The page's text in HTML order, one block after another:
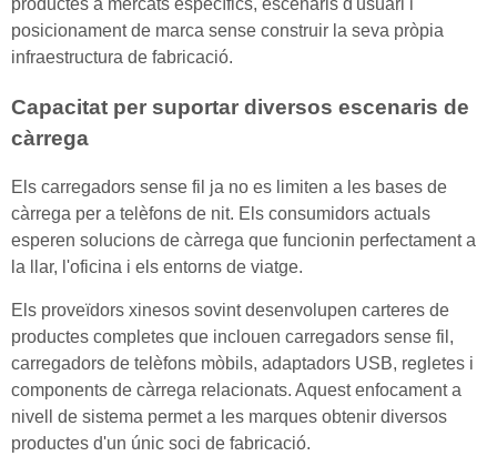
posicionament de marca sense construir la seva pròpia
infraestructura de fabricació.
Capacitat per suportar diversos escenaris de
càrrega
Els carregadors sense fil ja no es limiten a les bases de
càrrega per a telèfons de nit. Els consumidors actuals
esperen solucions de càrrega que funcionin perfectament a
la llar, l'oficina i els entorns de viatge.
Els proveïdors xinesos sovint desenvolupen carteres de
productes completes que inclouen carregadors sense fil,
carregadors de telèfons mòbils, adaptadors USB, regletes i
components de càrrega relacionats. Aquest enfocament a
nivell de sistema permet a les marques obtenir diversos
productes d'un únic soci de fabricació.